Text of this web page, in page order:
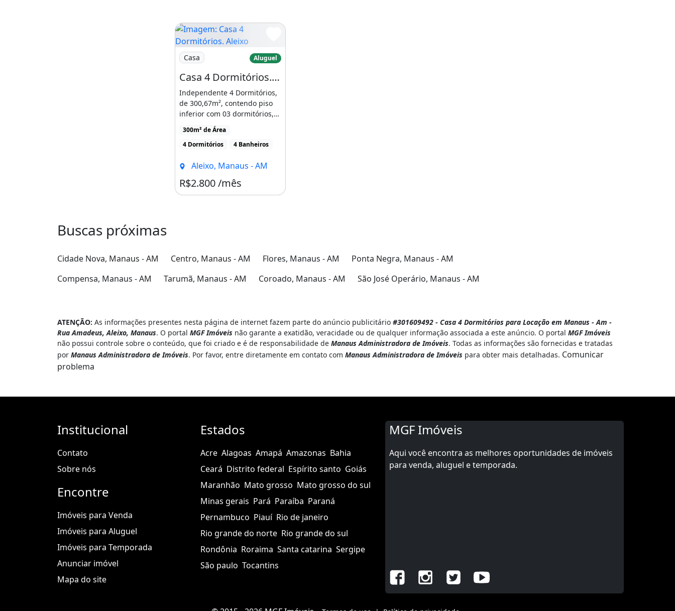
Não pode ter restrições nos órgãos de proteção ao crédito (SPC e
Não pode ter débitos vencidos nas concessionárias de energia e
- 01 quarto
- Banheiro social
- Cozinha
- Depósito
- 03 vagas de garagem coberta
- Área construída: 211,17 m²
*
P
ONTO DE ÊNCIA:
- O conjunto fica atrás do INSS do Aleixo.
*
V
ALOR MENSAL DA LOCAÇÃO:
- Aluguel +
I
Imagem: Casa 4 Dormitórios. Aleixo
Casa Aluguel
Casa 4 Dormitórios. Aleixo
Independente 4 Dormitórios,
de 300,67m², contendo piso
inferior com 03 dormitórios,
sendo 03 suíte [...]
300m² de Área
4 Dormitórios
4 Banheiros
Aleixo, Manaus - AM
R$2.800 /mês
Buscas próximas
Cidade Nova, Manaus - AM Centro, Manaus - AM Flores, Manaus - AM
Ponta Negra, Manaus - AM
Compensa, Manaus - AM
Tarumã, Manaus - AM Coroado, Manaus - AM São José Operário, Manaus - AM
ATENÇÃO: As informações presentes nesta página de internet fazem parte do anúncio publicitário #301609492 - Casa 4 Dormitórios para Locação em Manaus - Am -
Rua Amadeus, Aleixo, Manaus. O portal MGF Imóveis não garante a exatidão, veracidade ou de qualquer informação associada a este anúncio. O portal MGF Imóveis
não possui controle sobre o conteúdo, que foi criado e é de responsabilidade de Manaus Administradora de Imóveis. Todas as informações são fornecidas e tratadas
por Manaus Administradora de Imóveis. Por favor, entre diretamente em contato com Manaus Administradora de Imóveis para obter mais detalhadas. Comunicar
problema
Institucional
Contato
Sobre nós
Encontre
Imóveis para Venda
Imóveis para Aluguel
Imóveis para Temporada
Anunciar imóvel
Mapa do site
Estados
Acre Alagoas Amapá Amazonas Bahia
Ceará Distrito federal Espírito santo Goiás
Maranhão Mato grosso Mato grosso do sul
Minas gerais Pará Paraíba Paraná
Pernambuco Piauí Rio de janeiro
Rio grande do norte Rio grande do sul
Rondônia Roraima Santa catarina Sergipe
São paulo Tocantins
MGF Imóveis
Aqui você encontra as melhores oportunidades de imóveis
para venda, aluguel e temporada.